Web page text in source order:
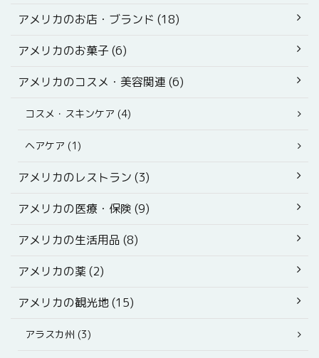
アメリカのお店・ブランド (18)
アメリカのお菓子 (6)
アメリカのコスメ・美容関連 (6)
コスメ・スキンケア (4)
ヘアケア (1)
アメリカのレストラン (3)
アメリカの医療・保険 (9)
アメリカの生活用品 (8)
アメリカの薬 (2)
アメリカの観光地 (15)
アラスカ州 (3)